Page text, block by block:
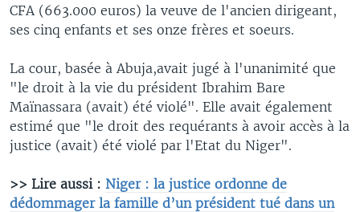
CFA (663.000 euros) la veuve de l'ancien dirigeant,
ses cinq enfants et ses onze frères et soeurs.
La cour, basée à Abuja,avait jugé à l'unanimité que
"le droit à la vie du président Ibrahim Bare
Maïnassara (avait) été violé". Elle avait également
estimé que "le droit des requérants à avoir accès à la
justice (avait) été violé par l'Etat du Niger".
>> Lire aussi : Niger : la justice ordonne de
dédommager la famille d’un président tué dans un